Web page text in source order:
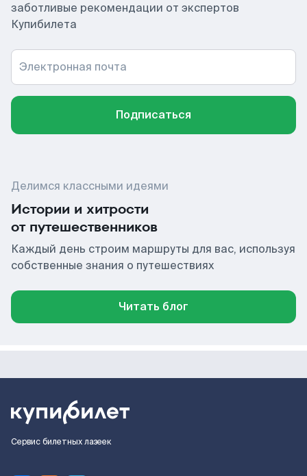
заботливые рекомендации от экспертов
Купибилета
Электронная почта
Подписаться
Делимся классными идеями
Истории и хитрости
от путешественников
Каждый день строим маршруты для вас, используя
собственные знания о путешествиях
Читать блог
Сервис билетных лазеек